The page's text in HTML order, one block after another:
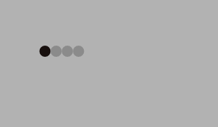
活用法」